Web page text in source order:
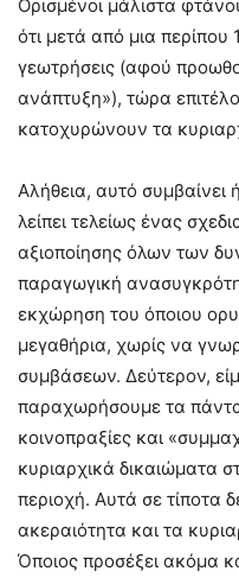
Ορισμένοι μάλιστα
ότι μετά από μια
γεωτρήσεις (αφού
ανάπτυξη»), τώρα
κατοχυρώνουν τα
Αλήθεια, αυτό συμβαίνει
λείπει τελείως ένας
αξιοποίησης όλων των
παραγωγική
εκχώρηση του όποιου
μεγαθήρια, χωρίς να
συμβάσεων. Δεύτερον,
παραχωρήσουμε τα
κοινοπραξίες και
κυριαρχικά δικαιώματα
περιοχή. Αυτά σε τίποτα
ακεραιότητα και τα
Όποιος προσέξει ακόμα